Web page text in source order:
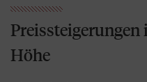
Preissteigerungen
Höhe